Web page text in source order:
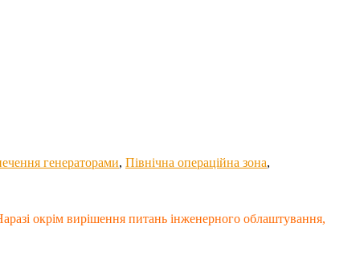
генераторами, Північна операційна зона,
окрім вирішення питань інженерного облаштування,